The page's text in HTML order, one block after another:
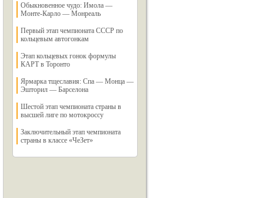
Обыкновенное чудо: Имола —
Монте-Карло — Монреаль
Первый этап чемпионата СССР по
кольцевым автогонкам
Этап кольцевых гонок формулы
КАРТ в Торонто
Ярмарка тщеславия: Спа — Монца —
Эшторил — Барселона
Шестой этап чемпионата страны в
высшей лиге по мотокроссу
Заключительный этап чемпионата
страны в классе «ЧеЗет»